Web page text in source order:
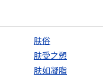
肤俗
肤受之愬
肤如凝脂